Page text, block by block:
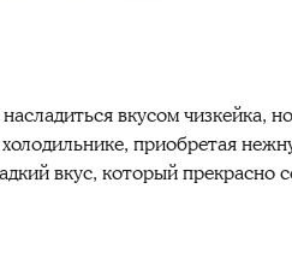
вкусом чизкейка,
приобретая
вкус, который прекрасно